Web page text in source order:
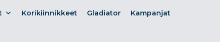
Korikiinnikkeet Gladiator Kampanjat